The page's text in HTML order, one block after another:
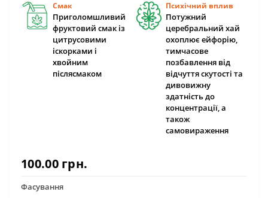
Смак
Приголомшливий
фруктовий смак із
цитрусовими
іскорками і
хвойним
післясмаком
Психічний вплив
Потужний
церебральний хай
охоплює ейфорію,
тимчасове
позбавлення від
відчуття скутості та
дивовижну
здатність до
концентрації, а
також
самовираження
100.00 грн.
Фасування